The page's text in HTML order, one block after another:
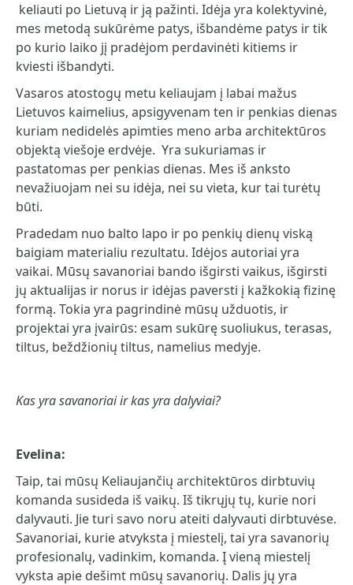
keliauti po Lietuvą ir ją pažinti. Idėja yra kolektyvinė,
mes metodą sukūrėme patys, išbandėme patys ir tik
po kurio laiko jį pradėjom perdavinėti kitiems ir
kviesti išbandyti.
Vasaros atostogų metu keliaujam į labai mažus
Lietuvos kaimelius, apsigyvenam ten ir penkias dienas
kuriam nedidelės apimties meno arba architektūros
objektą viešoje erdvėje. Yra sukuriamas ir
pastatomas per penkias dienas. Mes iš anksto
nevažiuojam nei su idėja, nei su vieta, kur tai turėtų
būti.
Pradedam nuo balto lapo ir po penkių dienų viską
baigiam materialiu rezultatu. Idėjos autoriai yra
vaikai. Mūsų savanoriai bando išgirsti vaikus, išgirsti
jų aktualijas ir norus ir idėjas paversti į kažkokią fizinę
formą. Tokia yra pagrindinė mūsų užduotis, ir
projektai yra įvairūs: esam sukūrę suoliukus, terasas,
tiltus, beždžionių tiltus, namelius medyje.
Kas yra savanoriai ir kas yra dalyviai?
Evelina:
Taip, tai mūsų Keliaujančių architektūros dirbtuvių
komanda susideda iš vaikų. Iš tikrųjų tų, kurie nori
dalyvauti. Jie turi savo noru ateiti dalyvauti dirbtuvėse.
Savanoriai, kurie atvyksta į miestelį, tai yra savanorių
profesionalų, vadinkim, komanda. Į vieną miestelį
vyksta apie dešimt mūsų savanorių. Dalis jų yra